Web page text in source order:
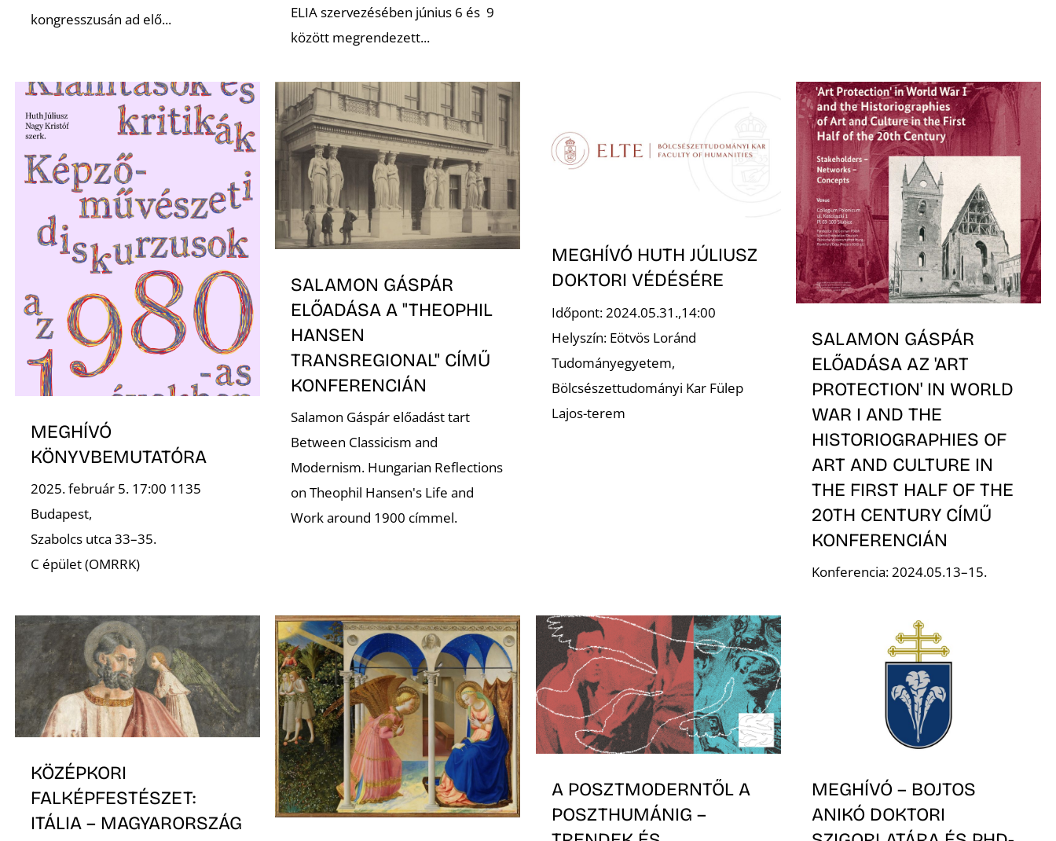
kongresszusán ad elő...
ELIA szervezésében június 6 és 9
között megrendezett...
MEGHÍVÓ
KÖNYVBEMUTATÓRA
2025. február 5. 17:00 1135
Budapest,
Szabolcs utca 33–35.
C épület (OMRRK)
SALAMON GÁSPÁR
ELŐADÁSA A "THEOPHIL
HANSEN
TRANSREGIONAL" CÍMŰ
KONFERENCIÁN
Salamon Gáspár előadást tart
Between Classicism and
Modernism. Hungarian Reflections
on Theophil Hansen's Life and
Work around 1900 címmel.
MEGHÍVÓ HUTH JÚLIUSZ
DOKTORI VÉDÉSÉRE
Időpont: 2024.05.31.,14:00
Helyszín: Eötvös Loránd
Tudományegyetem,
Bölcsészettudományi Kar Fülep
Lajos-terem
SALAMON GÁSPÁR
ELŐADÁSA AZ 'ART
PROTECTION' IN WORLD
WAR I AND THE
HISTORIOGRAPHIES OF
ART AND CULTURE IN
THE FIRST HALF OF THE
20TH CENTURY CÍMŰ
KONFERENCIÁN
Konferencia: 2024.05.13–15.
KÖZÉPKORI
FALKÉPFESTÉSZET:
ITÁLIA – MAGYARORSZÁG
A POSZTMODERNTŐL A
POSZTHUMÁNIG –
MEGHÍVÓ – BOJTOS
ANIKÓ DOKTORI